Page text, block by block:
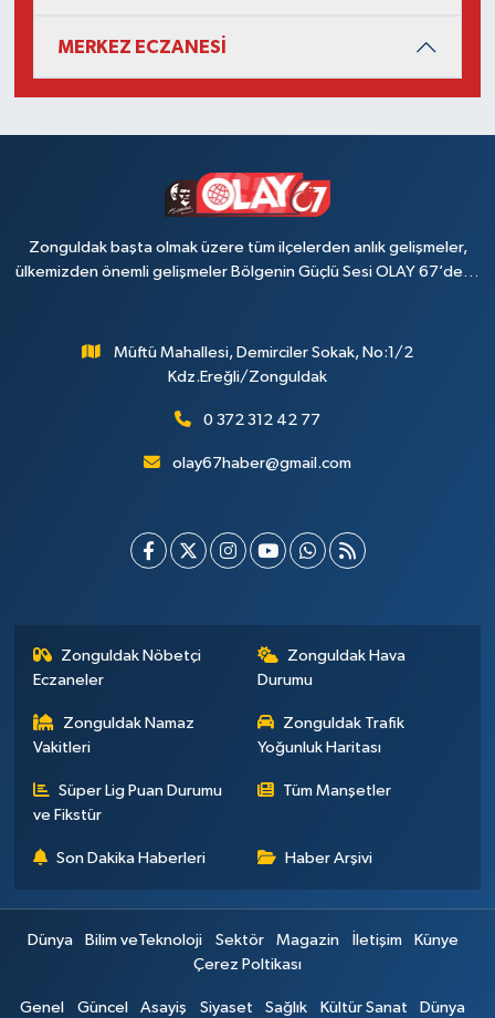
MERKEZ ECZANESİ
Zonguldak başta olmak üzere tüm ilçelerden anlık gelişmeler,
ülkemizden önemli gelişmeler Bölgenin Güçlü Sesi OLAY 67’de…
Müftü Mahallesi, Demirciler Sokak, No:1/2
Kdz.Ereğli/Zonguldak
0 372 312 42 77
olay67haber@gmail.com
Zonguldak Nöbetçi
Eczaneler
Zonguldak Hava
Durumu
Zonguldak Namaz
Vakitleri
Zonguldak Trafik
Yoğunluk Haritası
Süper Lig Puan Durumu
ve Fikstür
Tüm Manşetler
Son Dakika Haberleri Haber Arşivi
Dünya Bilim veTeknoloji Sektör Magazin İletişim
Künye
Çerez Poltikası
Genel Güncel Asayiş Siyaset Sağlık Kültür Sanat Dünya